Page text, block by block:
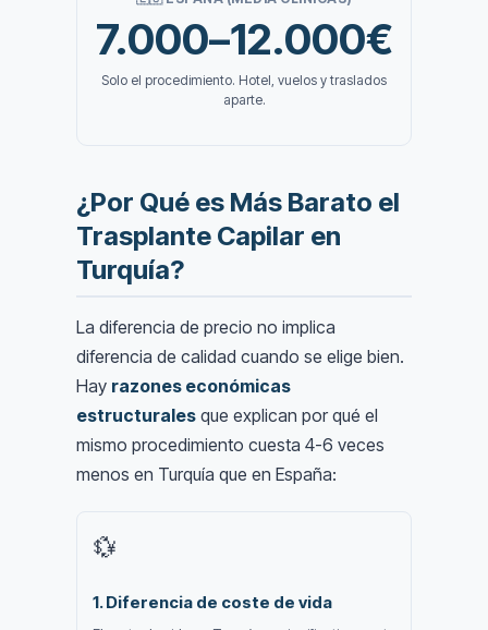
7.000–12.000€
Solo el procedimiento. Hotel, vuelos y traslados
aparte.
¿Por Qué es Más Barato el
Trasplante Capilar en
Turquía?
La diferencia de precio no implica
diferencia de calidad cuando se elige bien.
Hay razones económicas
estructurales que explican por qué el
mismo procedimiento cuesta 4-6 veces
menos en Turquía que en España:
💱
1. Diferencia de coste de vida